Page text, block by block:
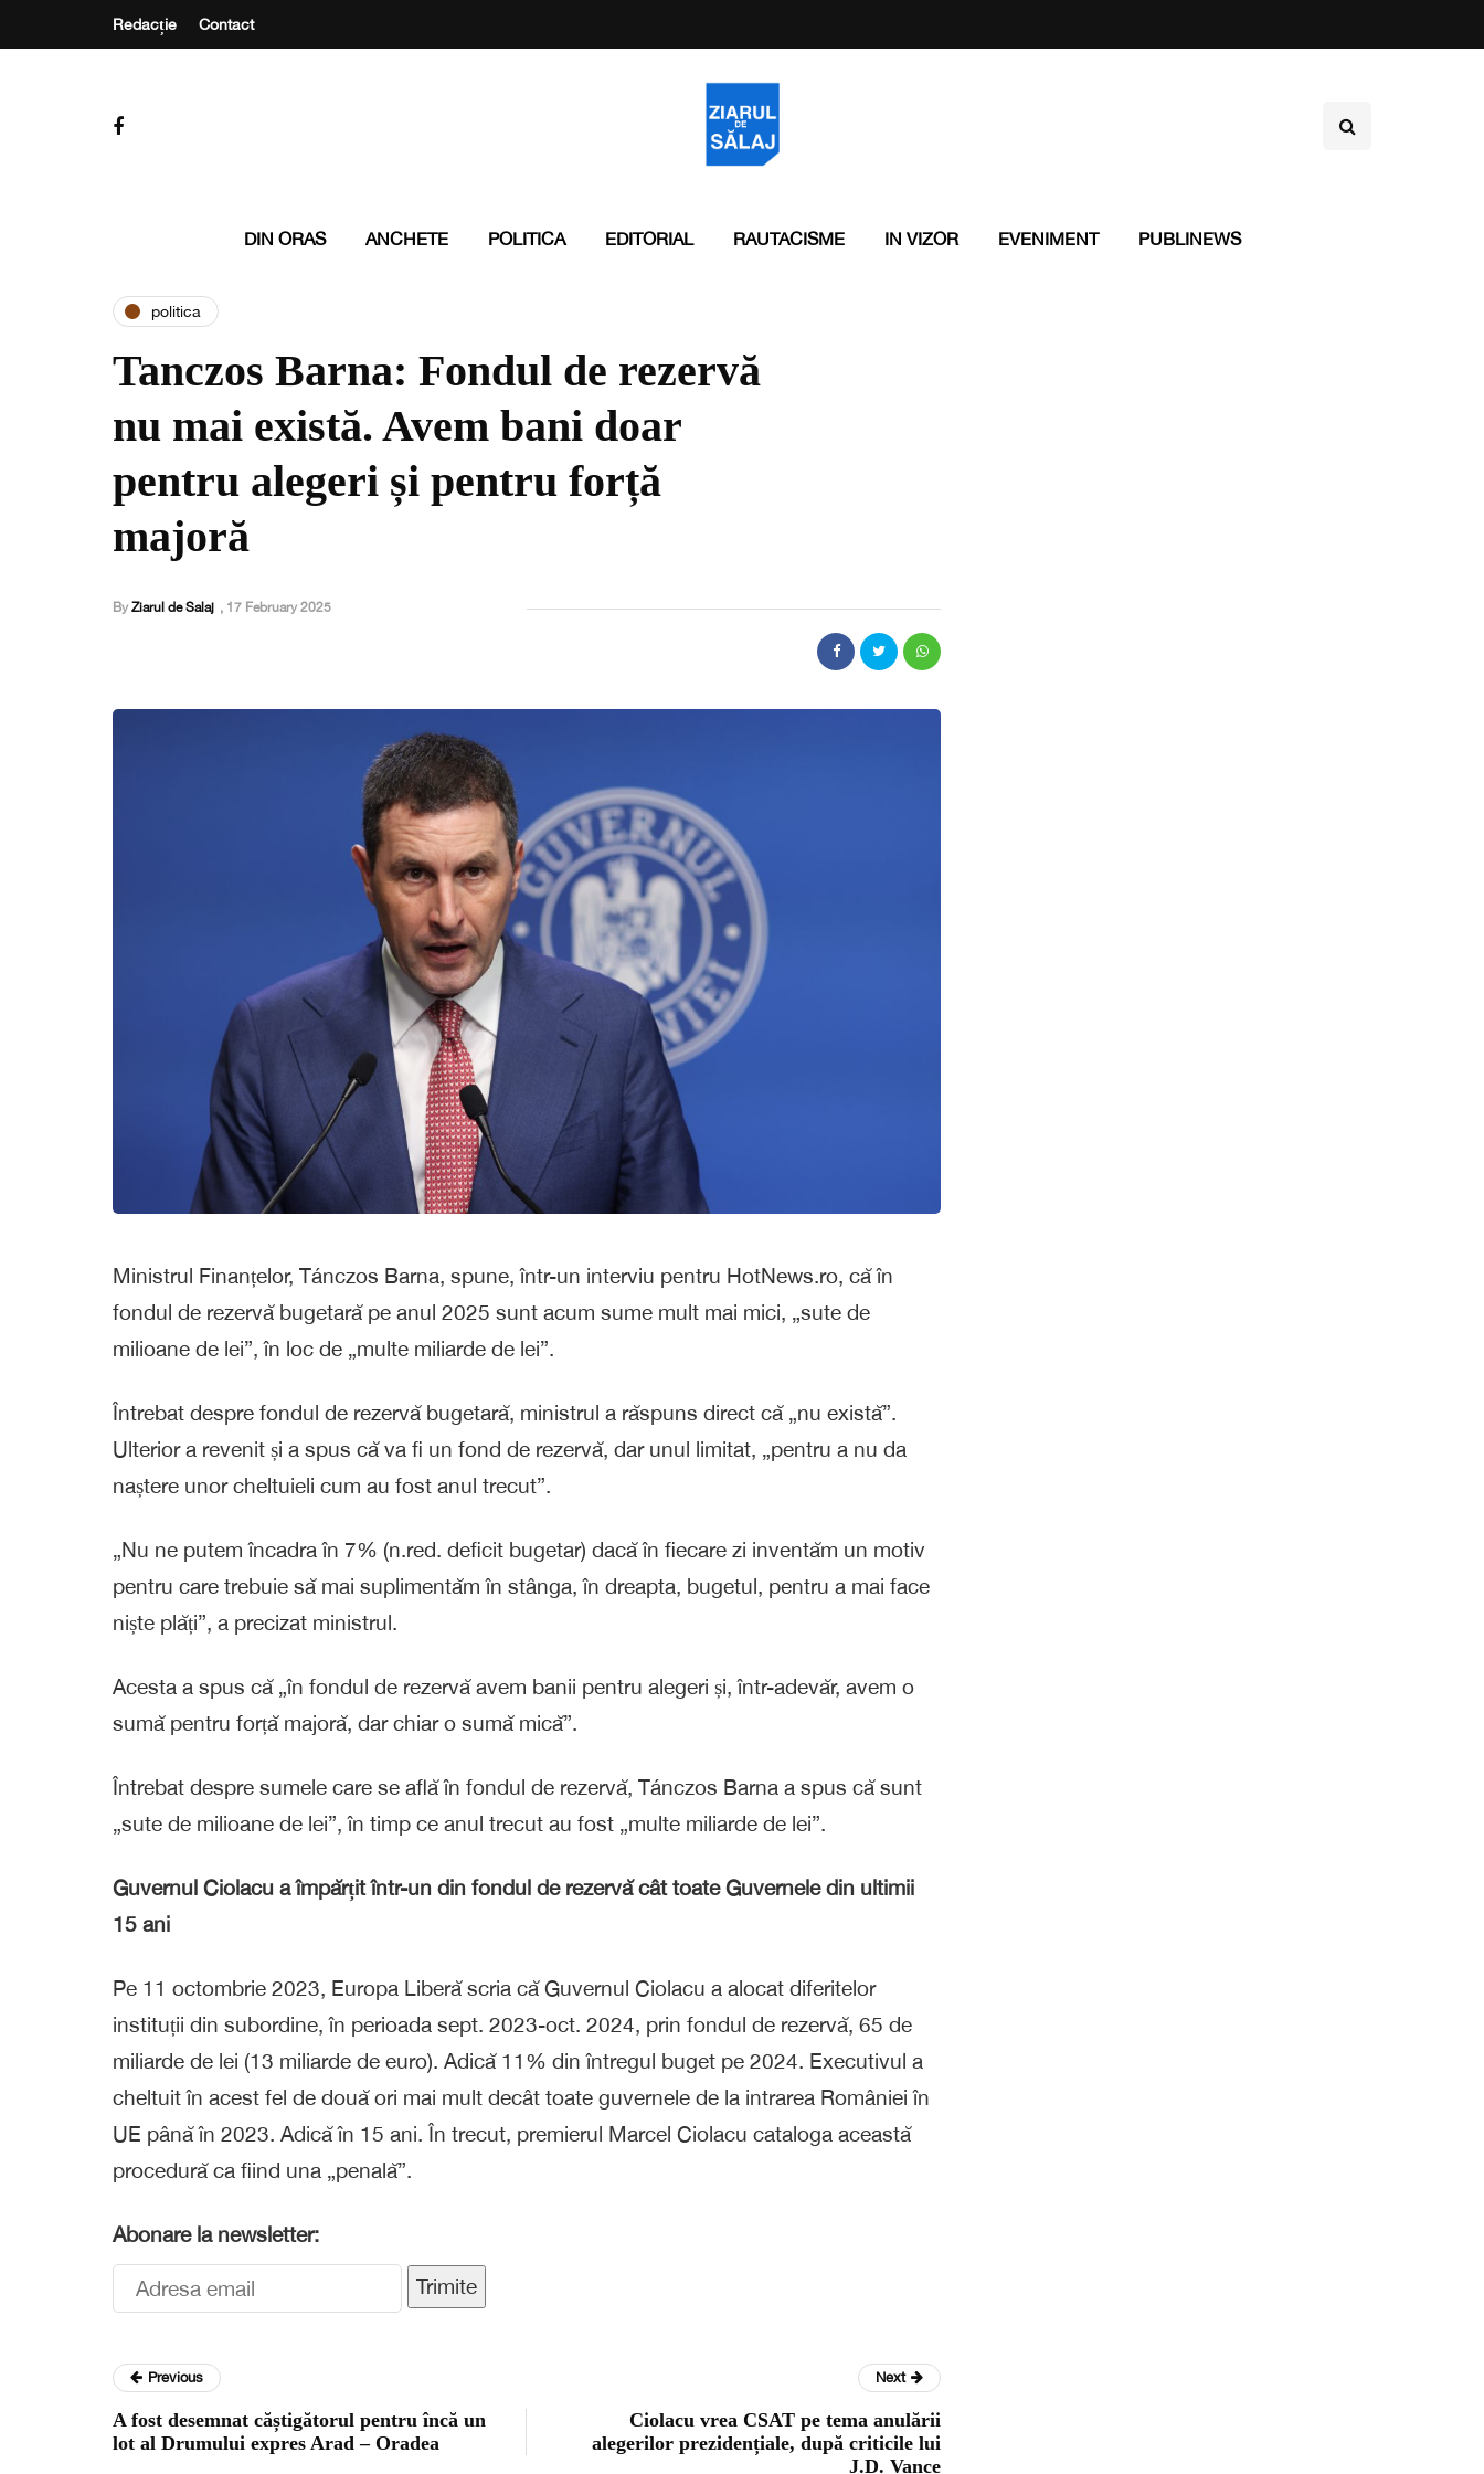
Redacție Contact
DIN ORAS ANCHETE POLITICA EDITORIAL RAUTACISME IN VIZOR EVENIMENT PUBLINEWS
politica
Tanczos Barna: Fondul de rezervă
nu mai există. Avem bani doar
pentru alegeri și pentru forță
majoră
By Ziarul de Salaj , 17 February 2025
Ministrul Finanțelor, Tánczos Barna, spune, într-un interviu pentru HotNews.ro, că în
fondul de rezervă bugetară pe anul 2025 sunt acum sume mult mai mici, „sute de
milioane de lei”, în loc de „multe miliarde de lei”.
Întrebat despre fondul de rezervă bugetară, ministrul a răspuns direct că „nu există”.
Ulterior a revenit și a spus că va fi un fond de rezervă, dar unul limitat, „pentru a nu da
naștere unor cheltuieli cum au fost anul trecut”.
„Nu ne putem încadra în 7% (n.red. deficit bugetar) dacă în fiecare zi inventăm un motiv
pentru care trebuie să mai suplimentăm în stânga, în dreapta, bugetul, pentru a mai face
niște plăți”, a precizat ministrul.
Acesta a spus că „în fondul de rezervă avem banii pentru alegeri și, într-adevăr, avem o
sumă pentru forță majoră, dar chiar o sumă mică”.
Întrebat despre sumele care se află în fondul de rezervă, Tánczos Barna a spus că sunt
„sute de milioane de lei”, în timp ce anul trecut au fost „multe miliarde de lei”.
Guvernul Ciolacu a împărțit într-un din fondul de rezervă cât toate Guvernele din ultimii
15 ani
Pe 11 octombrie 2023, Europa Liberă scria că Guvernul Ciolacu a alocat diferitelor
instituții din subordine, în perioada sept. 2023-oct. 2024, prin fondul de rezervă, 65 de
miliarde de lei (13 miliarde de euro). Adică 11% din întregul buget pe 2024. Executivul a
cheltuit în acest fel de două ori mai mult decât toate guvernele de la intrarea României în
UE până în 2023. Adică în 15 ani. În trecut, premierul Marcel Ciolacu cataloga această
procedură ca fiind una „penală”.
Abonare la newsletter:
Trimite
Previous
A fost desemnat căștigătorul pentru încă un
lot al Drumului expres Arad – Oradea
Next
Ciolacu vrea CSAT pe tema anulării
alegerilor prezidențiale, după criticile lui
J.D. Vance